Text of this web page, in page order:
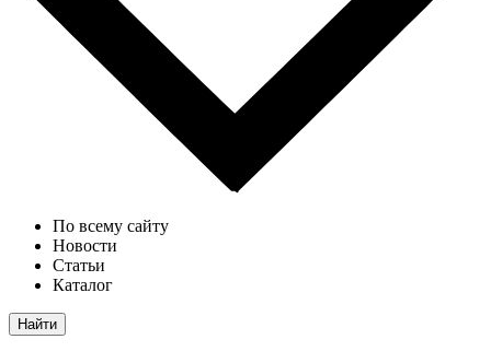
По всему сайту
Новости
Статьи
Каталог
Найти